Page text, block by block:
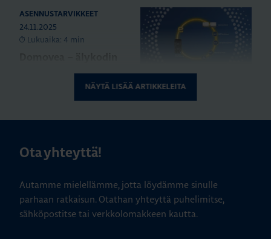
ASENNUSTARVIKKEET
24.11.2025
Lukuaika: 4 min
toiminnot yhdessä
järjestelmässä
ASENNUSTARVIKKEET
Matter – uusi
KATSO KAIKKI ARTIKKELIT
NÄYTÄ LISÄÄ ARTIKKELEITA
Ota yhteyttä!
Autamme mielellämme, jotta löydämme sinulle
parhaan ratkaisun. Otathan yhteyttä puhelimitse,
sähköpostitse tai verkkolomakkeen kautta.